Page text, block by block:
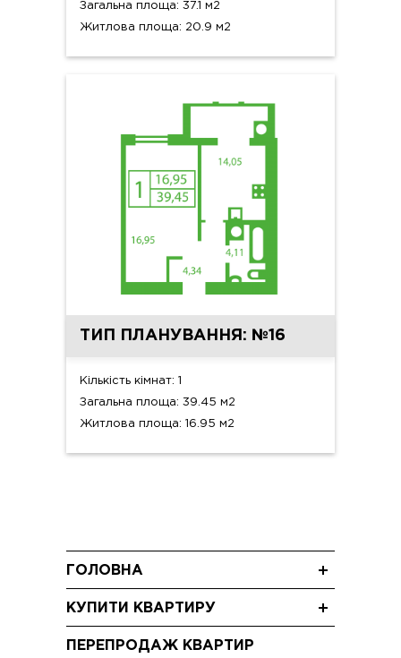
Загальна площа: 37.1 м2
Житлова площа: 20.9 м2
ТИП ПЛАНУВАННЯ: №16
Кількість кімнат: 1
Загальна площа: 39.45 м2
Житлова площа: 16.95 м2
ГОЛОВНА
Акції
КУПИТИ КВАРТИРУ
ПЕРЕПРОДАЖ КВАРТИР